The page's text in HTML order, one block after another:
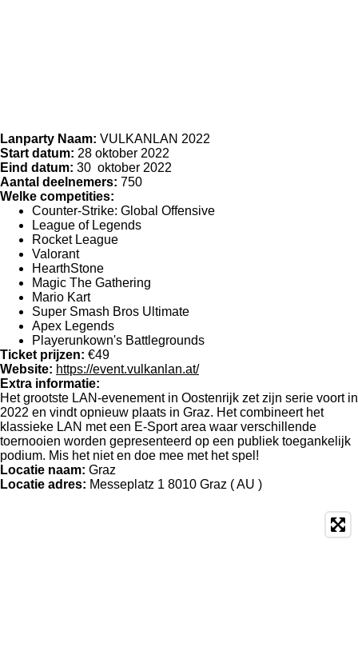
Lanparty Naam: VULKANLAN 2022
Start datum: 28 oktober 2022
Eind datum: 30 oktober 2022
Aantal deelnemers: 750
Welke competities:
Counter-Strike: Global Offensive
League of Legends
Rocket League
Valorant
HearthStone
Magic The Gathering
Mario Kart
Super Smash Bros Ultimate
Apex Legends
Playerunkown's Battlegrounds
Ticket prijzen: €49
Website: https://event.vulkanlan.at/
Extra informatie:
Het grootste LAN-evenement in Oostenrijk zet zijn serie voort in
2022 en vindt opnieuw plaats in Graz. Het combineert het
klassieke LAN met een E-Sport area waar verschillende
toernooien worden gepresenteerd op een publiek toegankelijk
podium. Mis het niet en doe mee met het spel!
Locatie naam: Graz
Locatie adres: Messeplatz 1 8010 Graz ( AU )